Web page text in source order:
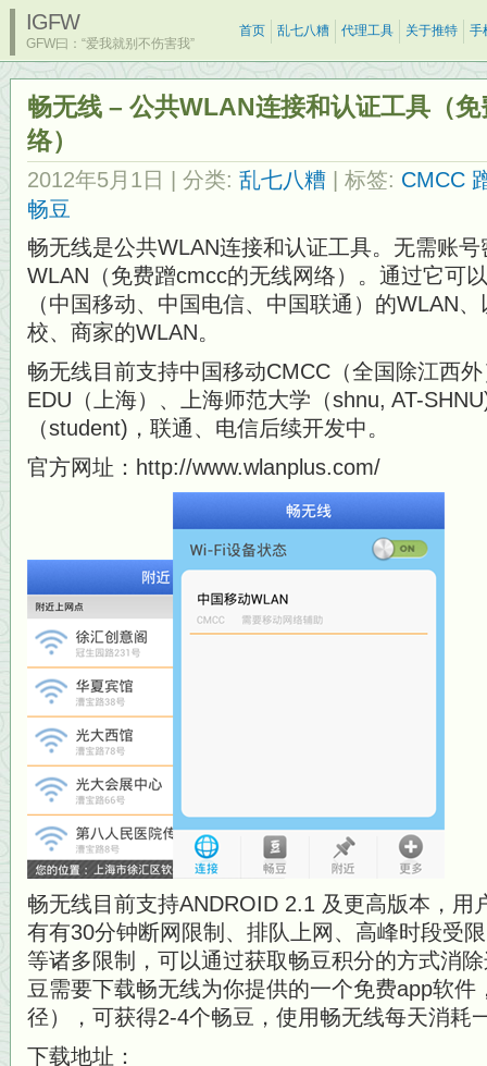
IGFW
GFW曰：“爱我就别不伤害我”
首页 乱七八糟 代理工具 关于推特 手
畅无线 – 公共WLAN连接和认证工具（
络）
2012年5月1日 | 分类: 乱七八糟 | 标签: CMCC
畅豆
畅无线是公共WLAN连接和认证工具。无需账
WLAN（免费蹭cmcc的无线网络）。通过它可
（中国移动、中国电信、中国联通）的WLAN
校、商家的WLAN。
畅无线目前支持中国移动CMCC（全国除江西
EDU（上海）、上海师范大学（shnu, AT-
（student)，联通、电信后续开发中。
官方网址：http://www.wlanplus.com/
畅无线目前支持ANDROID 2.1 及更高版本，用
有有30分钟断网限制、排队上网、高峰时段受
等诸多限制，可以通过获取畅豆积分的方式消
豆需要下载畅无线为你提供的一个免费app软件
径），可获得2-4个畅豆，使用畅无线每天消耗
下载地址：